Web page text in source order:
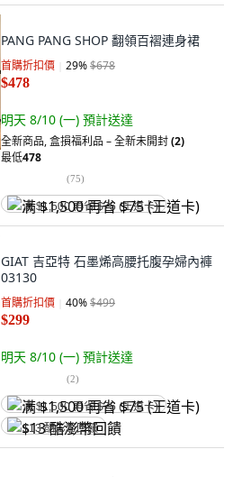
PANG PANG SHOP 翻領百褶連身裙
首購折扣價 29%$678
$478
明天 8/10 (一) 預計送達
全新商品,盒損福利品 – 全新未開封(2)
最低478
(75)
满 $1,500 再省 $75 (王道卡)
GIAT 吉亞特 石墨烯高腰托腹孕婦內褲
03130
首購折扣價 40%$499
$299
明天 8/10 (一) 預計送達
(2)
满 $1,500 再省 $75 (王道卡)
$13 酷澎幣回饋